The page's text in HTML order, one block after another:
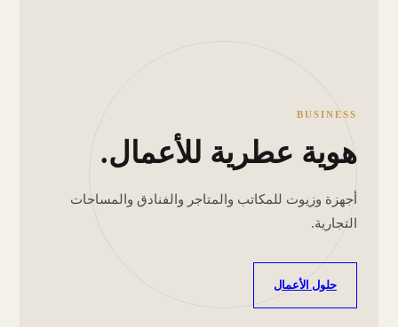
BUSINESS
هوية عطرية للأعمال.
أجهزة وزيوت للمكاتب والمتاجر والفنادق والمساحات
التجارية.
حلول الأعمال